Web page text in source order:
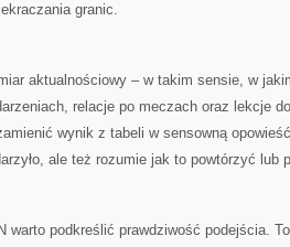
granic.
aktualnościowy – w takim sensie, w
relacje po meczach oraz lekcje
wynik z tabeli w sensowną
ale też rozumie jak to powtórzyć lub
warto podkreślić prawdziwość podejścia.